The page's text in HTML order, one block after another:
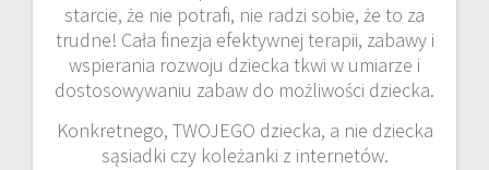
starcie, że nie potrafi, nie radzi sobie, że to za
trudne! Cała finezja efektywnej terapii, zabawy i
wspierania rozwoju dziecka tkwi w umiarze i
dostosowywaniu zabaw do możliwości dziecka.
Konkretnego, TWOJEGO dziecka, a nie dziecka
sąsiadki czy koleżanki z internetów.